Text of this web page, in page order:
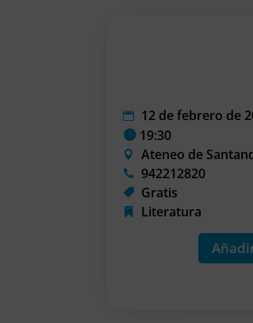
12 de febrero de
19:30
Ateneo de
942212820
Gratis
Literatura